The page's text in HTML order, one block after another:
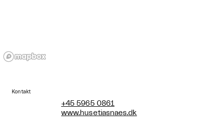
Kontakt
+45 5965 0861
www.husetiasnaes.dk